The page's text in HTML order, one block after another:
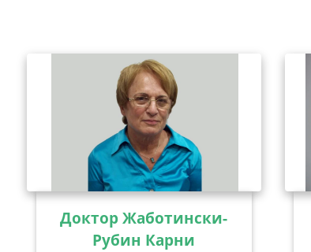
Доктор Жаботински-
Рубин Карни